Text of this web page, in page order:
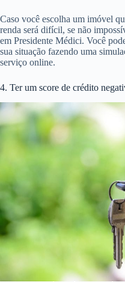
Caso você escolha um imóvel
renda será difícil, se não
em Presidente Médici. Você
sua situação fazendo uma
serviço online.
4. Ter um score de crédito